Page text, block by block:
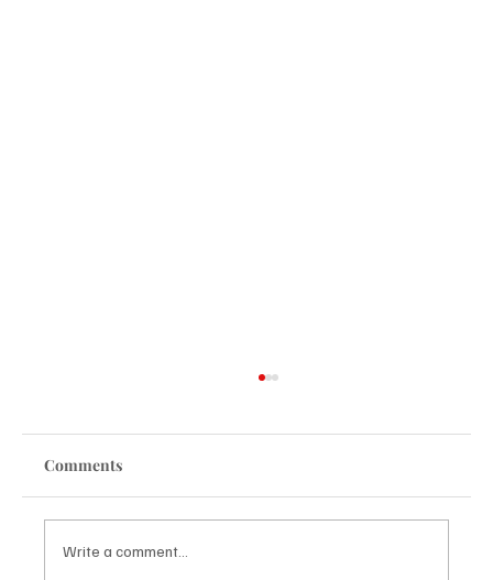
Comments
Write a comment...